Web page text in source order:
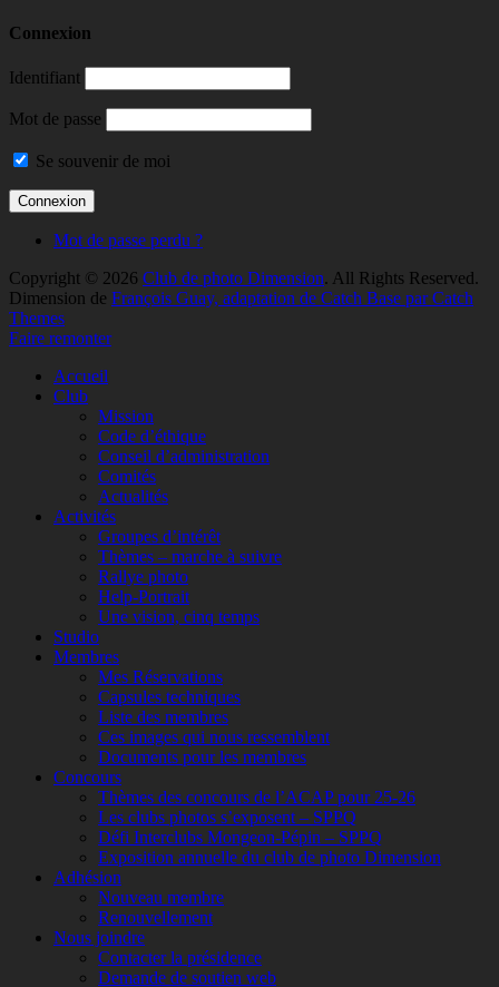
Connexion
Identifiant
Mot de passe
Se souvenir de moi
Mot de passe perdu ?
Copyright © 2026 Club de photo Dimension. All Rights Reserved.
Dimension de François Guay, adaptation de Catch Base par Catch
Themes
Faire remonter
Accueil
Club
Mission
Code d’éthique
Conseil d’administration
Comités
Actualités
Activités
Groupes d’intérêt
Thèmes – marche à suivre
Rallye photo
Help-Portrait
Une vision, cinq temps
Studio
Membres
Mes Réservations
Capsules techniques
Liste des membres
Ces images qui nous ressemblent
Documents pour les membres
Concours
Thèmes des concours de l’ACAP pour 25-26
Les clubs photos s’exposent – SPPQ
Défi Interclubs Mongeon-Pépin – SPPQ
Exposition annuelle du club de photo Dimension
Adhésion
Nouveau membre
Renouvellement
Nous joindre
Contacter la présidence
Demande de soutien web